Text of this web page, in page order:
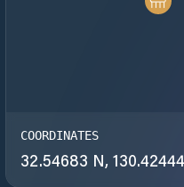
COORDINATES
32.54683 N,